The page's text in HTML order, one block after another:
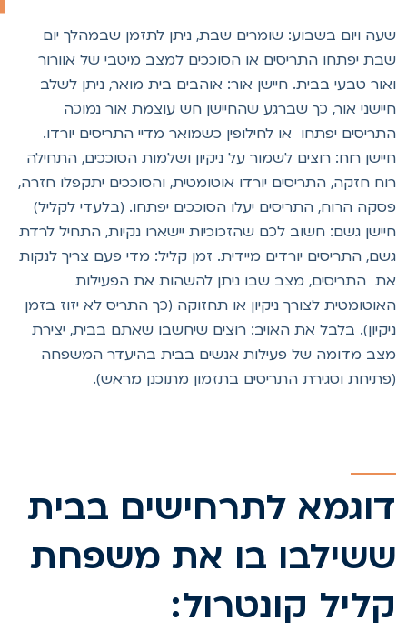
ויום בשבוע: שומרים שבת, ניתן לתזמן שבמהלך יום
יפתחו התריסים או הסוככים למצב מיטבי של אוורור
טבעי בבית. חיישן אור: אוהבים בית מואר, ניתן לשלב
אור, כך שברגע שהחיישן חש עוצמת אור נמוכה
יפתחו או לחילופין כשמואר מדיי התריסים יורדו.
רוח: רוצים לשמור על ניקיון ושלמות הסוככים, התחילה
חזקה, התריסים יורדו אוטומטית, והסוככים יתקפלו חזרה,
הרוח, התריסים יעלו הסוככים יפתחו. (בלעדי לקליל)
גשם: חשוב לכם שהזכוכיות יישארו נקיות, התחיל לרדת
התריסים יורדים מיידית. זמן קליל: מדי פעם צריך לנקות
התריסים, מצב שבו ניתן להשהות את הפעילות
לצורך ניקיון או תחזוקה (כך התריס לא יזוז בזמן
בלבל את האויב: רוצים שיחשבו שאתם בבית, יצירת
מדומה של פעילות אנשים בבית בהיעדר המשפחה
וסגירת התריסים בתזמון מתוכנן מראש).
לתרחישים בבית
בו את משפחת
קונטרול: